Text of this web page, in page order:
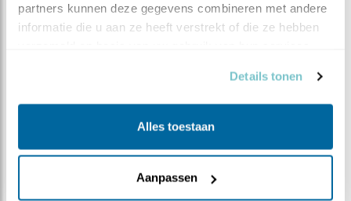
partners kunnen deze gegevens combineren met andere
informatie die u aan ze heeft verstrekt of die ze hebben
Details tonen
Alles toestaan
Aanpassen
Vind ik leuk| Bewaar dit filmpje|
697x
Als verwacht heeft Kuiken 3 het niet gered.
Afgelopen nacht is het overleden.